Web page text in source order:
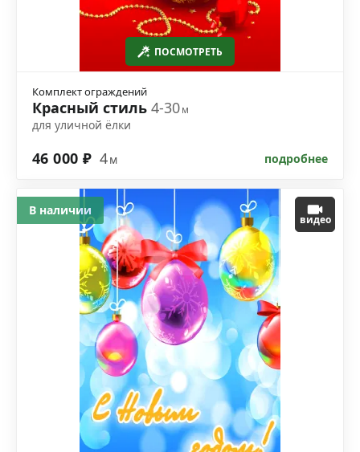
ПОСМОТРЕТЬ
Комплект ограждений
Красный стиль 4-30м
для уличной ёлки
46 000 ₽ 4м подробнее
видео
В наличии